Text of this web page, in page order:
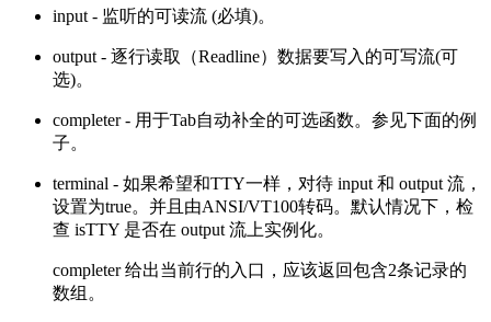
input - 监听的可读流 (必填)。
output - 逐行读取（Readline）数据要写入的可写流(可
选)。
completer - 用于Tab自动补全的可选函数。参见下面的例
子。
terminal - 如果希望和TTY一样，对待 input 和 output 流，
设置为true。并且由ANSI/VT100转码。默认情况下，检
查 isTTY 是否在 output 流上实例化。
completer 给出当前行的入口，应该返回包含2条记录的
数组。